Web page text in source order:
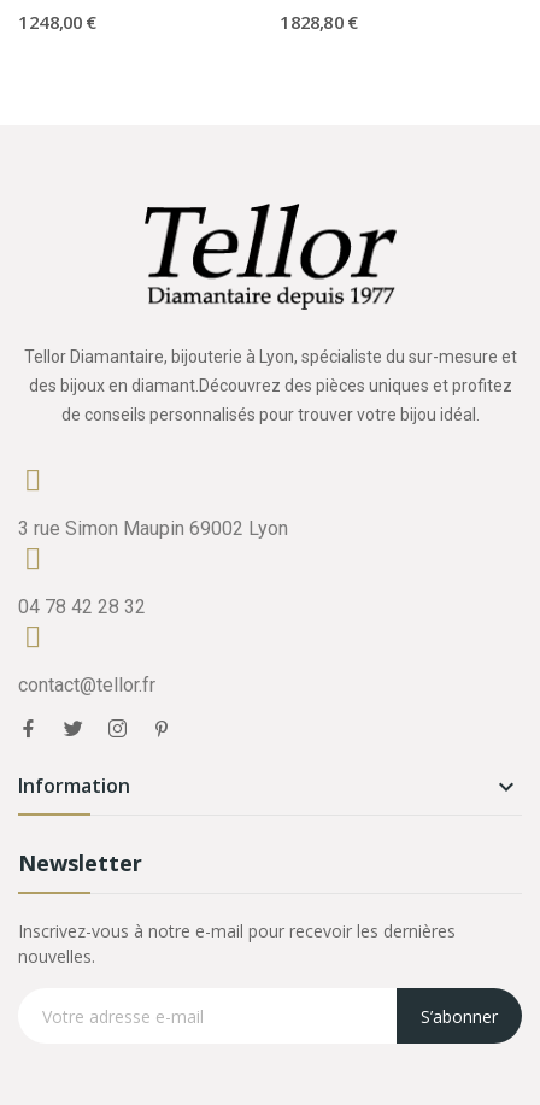
1 248,00 € 1 828,80 €
Tellor Diamantaire, bijouterie à Lyon, spécialiste du sur-mesure et
des bijoux en diamant.Découvrez des pièces uniques et profitez
de conseils personnalisés pour trouver votre bijou idéal.
3 rue Simon Maupin 69002 Lyon
04 78 42 28 32
contact@tellor.fr
Information 
Newsletter
Inscrivez-vous à notre e-mail pour recevoir les dernières
nouvelles.
S’abonner